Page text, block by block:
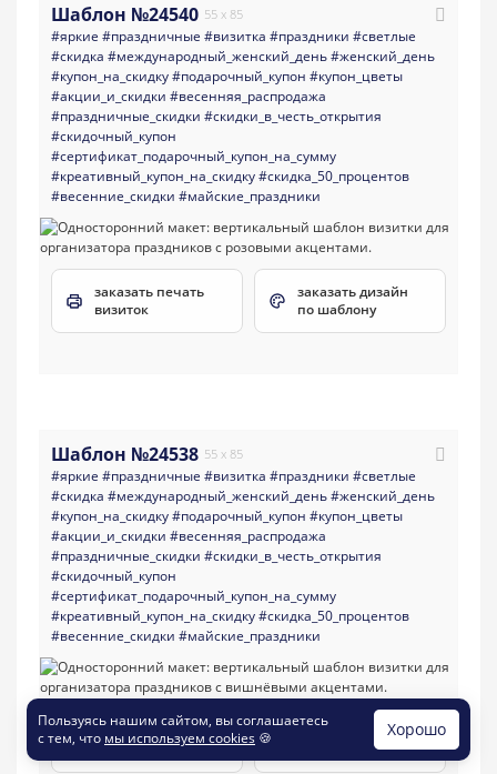
Шаблон №24540 55 x 85
#яркие #праздничные #визитка #праздники #светлые
#скидка #международный_женский_день#женский_день
#купон_на_скидку#подарочный_купон #купон_цветы
#акции_и_скидки #весенняя_распродажа
#праздничные_скидки #скидки_в_честь_открытия
#скидочный_купон
#сертификат_подарочный_купон_на_сумму
#креативный_купон_на_скидку#скидка_50_процентов
#весенние_скидки #майские_праздники
заказать печать
визиток
заказать дизайн
по шаблону
Шаблон №24538 55 x 85
#яркие #праздничные #визитка #праздники #светлые
#скидка #международный_женский_день#женский_день
#купон_на_скидку#подарочный_купон #купон_цветы
#акции_и_скидки #весенняя_распродажа
#праздничные_скидки #скидки_в_честь_открытия
#скидочный_купон
#сертификат_подарочный_купон_на_сумму
#креативный_купон_на_скидку#скидка_50_процентов
#весенние_скидки #майские_праздники
заказать печать
визиток
заказать дизайн
по шаблону
Пользуясь нашим сайтом, вы соглашаетесь
с тем, что мы используем cookies 🍪 Хорошо